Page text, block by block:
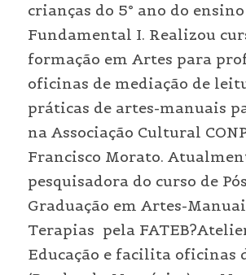
crianças do 5° ano do ensino
Fundamental I. Realizou
formação em Artes para
oficinas de mediação de
práticas de artes-manuais
na Associação Cultural
Francisco Morato.
pesquisadora do curso de
Graduação em Artes-
Terapias  pela
Educação e facilita oficinas